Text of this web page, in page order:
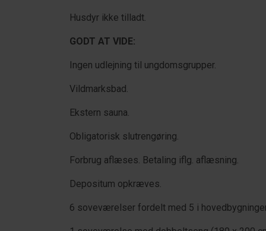
Husdyr ikke tilladt.
GODT AT VIDE:
Ingen udlejning til ungdomsgrupper.
Vildmarksbad.
Ekstern sauna.
Obligatorisk slutrengøring.
Forbrug aflæses. Betaling iflg. aflæsning.
Depositum opkræves.
6 soveværelser fordelt med 5 i